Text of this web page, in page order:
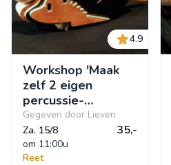
4.9
Workshop 'Maak
zelf 2 eigen
percussie-
instrumentjes,
KLEPPER en
RITSER"
Gegeven door Lieven
Za. 15/8
om 11:00u
35,-
Reet